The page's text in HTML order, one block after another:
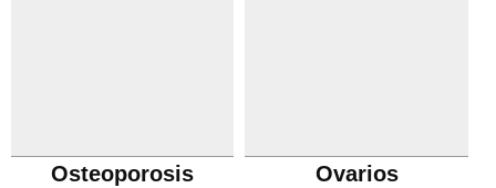
Osteoporosis
Ovarios